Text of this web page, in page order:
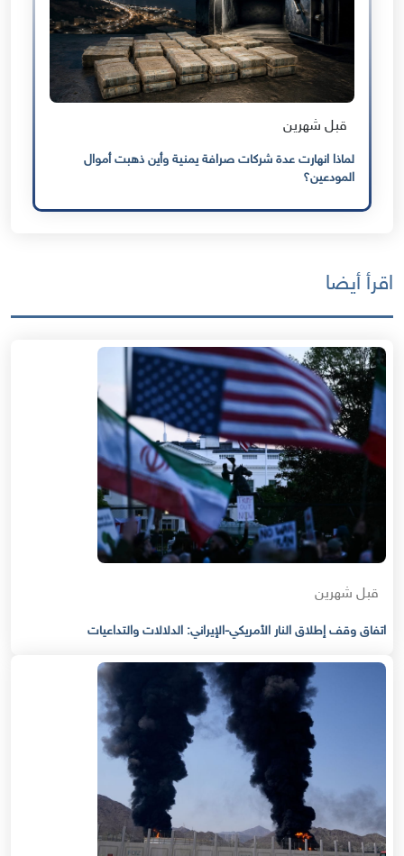
قبل شهرين
لماذا انهارت عدة شركات صرافة يمنية وأين ذهبت أموال
المودعين؟
اقرأ أيضا
قبل شهرين
اتفاق وقف إطلاق النار الأمريكي-الإيراني: الدلالات والتداعيات